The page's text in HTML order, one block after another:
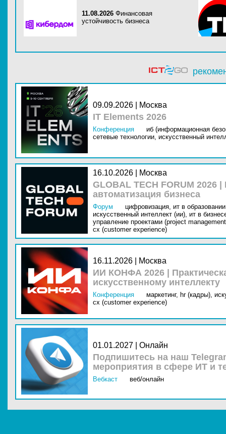
11.08.2026 Финансовая
устойчивость бизнеса
09.09.2026 | Москва
IT Elements 2026
Конференция
иб (информационная
сетевые технологии, искусственный
16.10.2026 | Москва
GLOBAL TECH FORUM
автоматизация бизнеса
Форум цифровизация, ит в
искусственный интеллект (ии), ит в
управление проектами (project
cx (customer experience)
16.11.2026 | Москва
ИИ КОНФА 2026 |
искусственному интеллекту
Конференция маркетинг, hr (кадры),
cx (customer experience)
01.01.2027 | Онлайн
Подпишитесь на наш
мероприятия в сфере ИТ и
Вебкаст веб/онлайн